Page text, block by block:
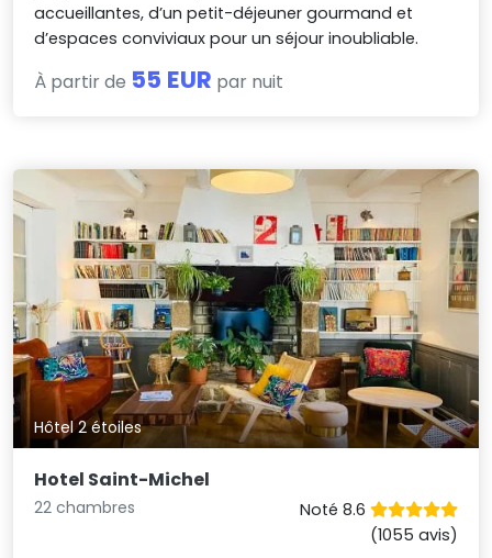
accueillantes, d’un petit-déjeuner gourmand et
d’espaces conviviaux pour un séjour inoubliable.
À partir de 55 EUR par nuit
Hôtel 2 étoiles
Hotel Saint-Michel
22 chambres
Noté 8.6
(1055 avis)